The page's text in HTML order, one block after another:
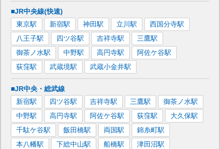
■JR中央線(快速)
東京駅 新宿駅 神田駅 立川駅 西国分寺駅
八王子駅 四ツ谷駅 吉祥寺駅 三鷹駅
御茶ノ水駅 中野駅 高円寺駅 阿佐ケ谷駅
荻窪駅 武蔵境駅 武蔵小金井駅
■JR中央・総武線
新宿駅 四ツ谷駅 吉祥寺駅 三鷹駅 御茶ノ水駅
中野駅 高円寺駅 阿佐ケ谷駅 荻窪駅 大久保駅
千駄ケ谷駅 飯田橋駅 両国駅 錦糸町駅
本八幡駅 下総中山駅 船橋駅 津田沼駅